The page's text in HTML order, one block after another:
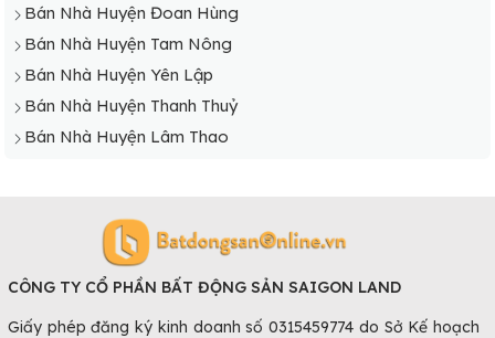
Bán Nhà Huyện Đoan Hùng
Bán Nhà Huyện Tam Nông
Bán Nhà Huyện Yên Lập
Bán Nhà Huyện Thanh Thuỷ
Bán Nhà Huyện Lâm Thao
CÔNG TY CỔ PHẦN BẤT ĐỘNG SẢN SAIGON LAND
Giấy phép đăng ký kinh doanh số 0315459774 do Sở Kế hoạch